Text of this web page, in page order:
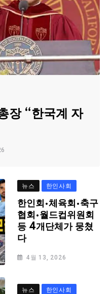
장 “한국계 자
뉴스 한인사회
한인회·체육회·축구
협회·월드컵위원회
등 4개단체가 뭉쳤
다
4월 13, 2026
뉴스 한인사회